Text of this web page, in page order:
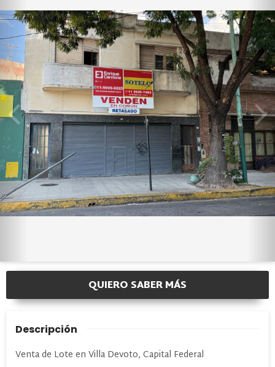
QUIERO SABER MÁS
Descripción
Venta de Lote en Villa Devoto, Capital Federal